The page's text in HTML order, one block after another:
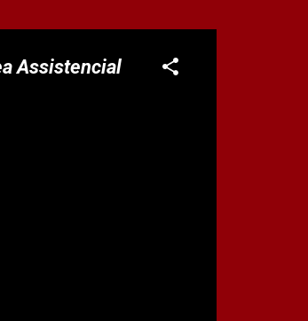
Assistencial